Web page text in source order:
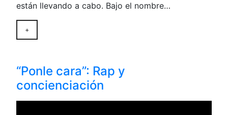
están llevando a cabo. Bajo el nombre…
+
“Ponle cara”: Rap y
concienciación